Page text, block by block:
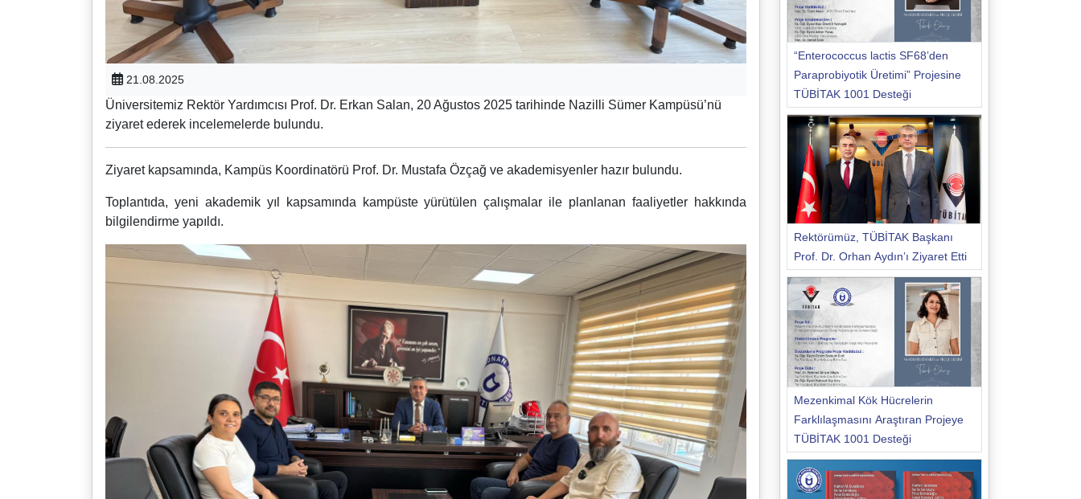
21.08.2025
Üniversitemiz Rektör Yardımcısı Prof. Dr. Erkan Salan, 20 Ağustos 2025 tarihinde Nazilli Sümer Kampüsü’nü
ziyaret ederek incelemelerde bulundu.
Ziyaret kapsamında, Kampüs Koordinatörü Prof. Dr. Mustafa Özçağ ve akademisyenler hazır bulundu.
Toplantıda, yeni akademik yıl kapsamında kampüste yürütülen çalışmalar ile planlanan faaliyetler hakkında
bilgilendirme yapıldı.
“Enterococcus lactis SF68’den
Paraprobiyotik Üretimi” Projesine
TÜBİTAK 1001 Desteği
Rektörümüz, TÜBİTAK Başkanı
Prof. Dr. Orhan Aydın’ı Ziyaret Etti
Mezenkimal Kök Hücrelerin
Farklılaşmasını Araştıran Projeye
TÜBİTAK 1001 Desteği